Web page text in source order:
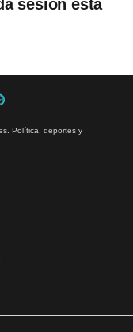
sesión esta
Política, deportes y